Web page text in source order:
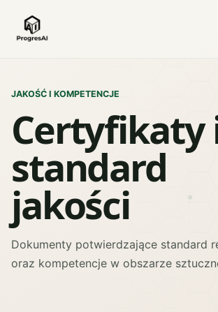
Certyfikaty
JAKOŚĆ I KOMPETENCJE
Certyfikaty
standard
jakości
Dokumenty potwierdzające standard
oraz kompetencje w obszarze